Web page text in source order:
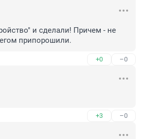
и сделали! Причем - не
припорошили.
+0 –0
+3 –0